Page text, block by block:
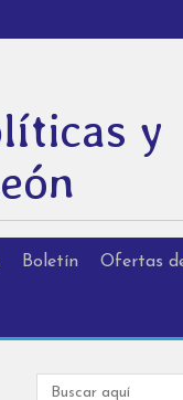
y
Boletín Ofertas